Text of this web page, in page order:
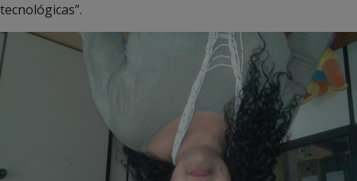
tecnológicas”.